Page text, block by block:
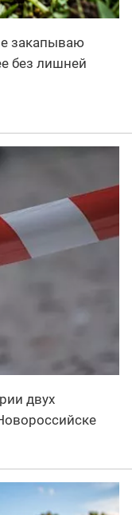
закапываю
без лишней
двух